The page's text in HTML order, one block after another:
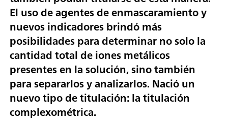
El uso de agentes de enmascaramiento y
nuevos indicadores brindó más
posibilidades para determinar no solo la
cantidad total de iones metálicos
presentes en la solución, sino también
para separarlos y analizarlos. Nació un
nuevo tipo de titulación: la titulación
complexométrica.